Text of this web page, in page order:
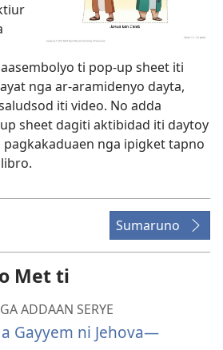
ti pop-up sheet iti
nga ar-aramidenyo dayta,
iti video. No adda
sheet dagiti aktibidad iti daytoy
pagkakaduaen nga ipigket tapno
Sumaruno
Met ti
ADDAAN SERYE
Gayyem ni Jehova—